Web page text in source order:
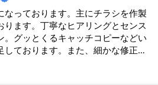
なっております。主にチラシを作製
ります。丁寧なヒアリングとセンス
。グッとくるキャッチコピーなどい
しております。また、細かな修正に
いただき、助かっております。